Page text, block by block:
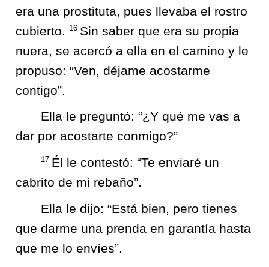
era una prostituta, pues llevaba el rostro
cubierto.
16 Sin saber que era su propia
nuera, se acercó a ella en el camino y le
propuso: “Ven, déjame acostarme
contigo”.
Ella le preguntó: “¿Y qué me vas a
dar por acostarte conmigo?”
17 Él le contestó: “Te enviaré un
cabrito de mi rebaño”.
Ella le dijo: “Está bien, pero tienes
que darme una prenda en garantía hasta
que me lo envíes”.